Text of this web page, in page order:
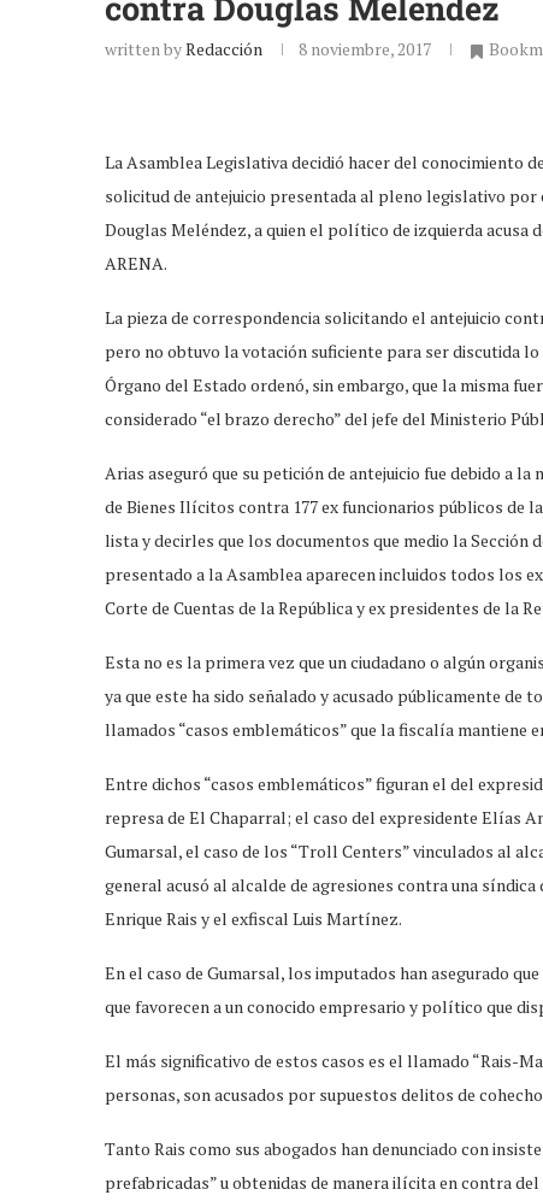
written byRedacción 8 noviembre, 2017
La Asamblea Legislativa decidió hacer del conocimiento
solicitud de antejuicio presentada al pleno legislativo
Douglas Meléndez, a quien el político de izquierda acusa
ARENA.
La pieza de correspondencia solicitando el antejuicio
pero no obtuvo la votación suficiente para ser discutida
Órgano del Estado ordenó, sin embargo, que la misma
considerado “el brazo derecho” del jefe del Ministerio
Arias aseguró que su petición de antejuicio fue debido a
de Bienes Ilícitos contra 177 ex funcionarios públicos de
lista y decirles que los documentos que medio la Sección
presentado a la Asamblea aparecen incluidos todos los
Corte de Cuentas de la República y ex presidentes de la
Esta no es la primera vez que un ciudadano o algún
ya que este ha sido señalado y acusado públicamente
llamados “casos emblemáticos” que la fiscalía mantiene
Entre dichos “casos emblemáticos” figuran el del
represa de El Chaparral; el caso del expresidente Elías
Gumarsal, el caso de los “Troll Centers” vinculados al
general acusó al alcalde de agresiones contra una
Enrique Rais y el exfiscal Luis Martínez.
En el caso de Gumarsal, los imputados han asegurado
que favorecen a un conocido empresario y político que
El más significativo de estos casos es el llamado “Rais-
personas, son acusados por supuestos delitos de
Tanto Rais como sus abogados han denunciado con
prefabricadas” u obtenidas de manera ilícita en contra